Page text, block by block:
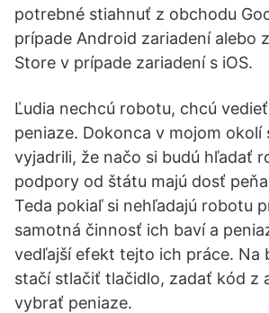
potrebné stiahnuť z obchodu
prípade Android zariadení alebo
Store v prípade zariadení s iOS.
Ľudia nechcú robotu, chcú
peniaze. Dokonca v mojom okolí
vyjadrili, že načo si budú hľadať
podpory od štátu majú dosť
Teda pokiaľ si nehľadajú robotu
samotná činnosť ich baví a
vedľajší efekt tejto ich práce. Na
stačí stlačiť tlačidlo, zadať kód z
vybrať peniaze.